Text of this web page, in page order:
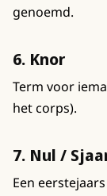
genoemd.
6. Knor
Term voor
het corps).
7. Nul /
Een